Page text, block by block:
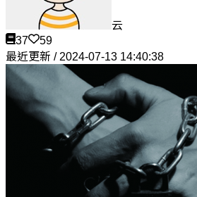
云
37
59
最近更新 / 2024-07-13 14:40:38